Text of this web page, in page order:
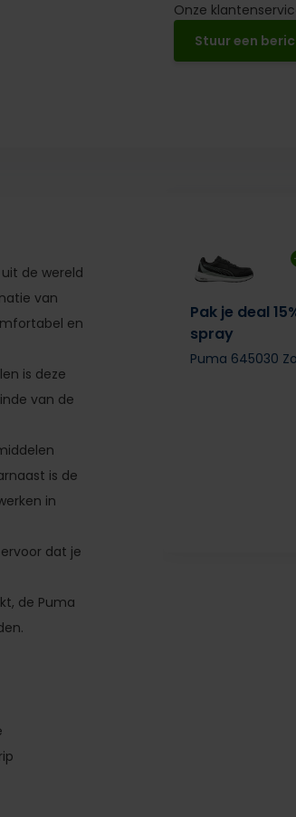
Onze
Stuur een
de wereld
van
en
is deze
van de
is de
in
dat je
de Puma
Pak je deal
spray
Puma 645030